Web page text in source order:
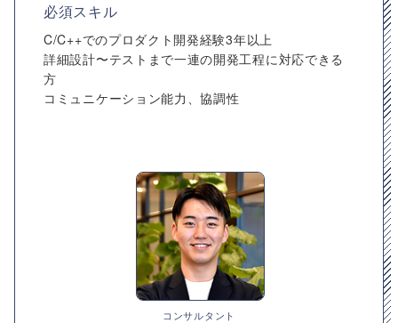
必須スキル
C/C++でのプロダクト開発経験3年以上
詳細設計〜テストまで一連の開発工程に対応できる
方
コミュニケーション能力、協調性
コンサルタント